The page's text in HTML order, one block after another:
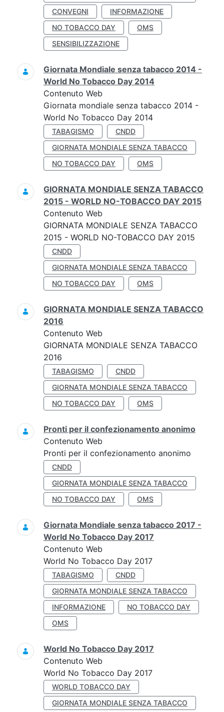
CONVEGNI
INFORMAZIONE
NO TOBACCO DAY
OMS
SENSIBILIZZAZIONE
Giornata Mondiale senza tabacco 2014 -
World No Tobacco Day 2014
Contenuto Web
Giornata mondiale senza tabacco 2014 -
World No Tobacco Day 2014
TABAGISMO
CNDD
GIORNATA MONDIALE SENZA TABACCO
NO TOBACCO DAY
OMS
GIORNATA MONDIALE SENZA TABACCO
2015 - WORLD NO-TOBACCO DAY 2015
Contenuto Web
GIORNATA MONDIALE SENZA TABACCO
2015 - WORLD NO-TOBACCO DAY 2015
CNDD
GIORNATA MONDIALE SENZA TABACCO
NO TOBACCO DAY
OMS
GIORNATA MONDIALE SENZA TABACCO
2016
Contenuto Web
GIORNATA MONDIALE SENZA TABACCO
2016
TABAGISMO
CNDD
GIORNATA MONDIALE SENZA TABACCO
NO TOBACCO DAY
OMS
Pronti per il confezionamento anonimo
Contenuto Web
Pronti per il confezionamento anonimo
CNDD
GIORNATA MONDIALE SENZA TABACCO
NO TOBACCO DAY
OMS
Giornata Mondiale senza tabacco 2017 -
World No Tobacco Day 2017
Contenuto Web
World No Tobacco Day 2017
TABAGISMO
CNDD
GIORNATA MONDIALE SENZA TABACCO
INFORMAZIONE
NO TOBACCO DAY
OMS
World No Tobacco Day 2017
Contenuto Web
World No Tobacco Day 2017
WORLD TOBACCO DAY
GIORNATA MONDIALE SENZA TABACCO